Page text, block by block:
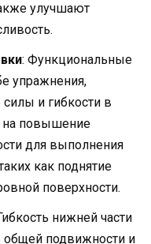
улучшают
: Функциональные
упражнения,
и гибкости в
на повышение
для выполнения
как поднятие
поверхности.
нижней части
общей подвижности и